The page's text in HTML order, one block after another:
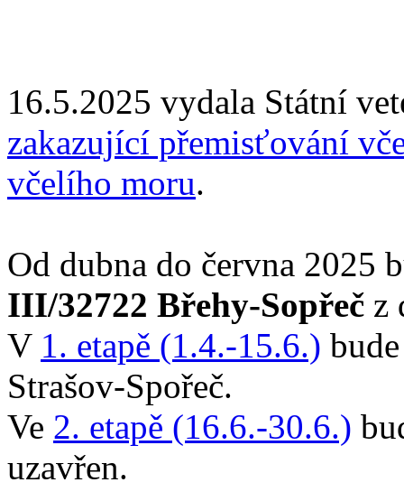
16.5.2025 vydala Státní
zakazující přemisťování
včelího moru.
Od dubna do června 2025
III/32722 Břehy-Sopřeč z
V 1. etapě (1.4.-15.6.)
Strašov-Spořeč.
Ve 2. etapě (16.6.-30.6.)
uzavřen.